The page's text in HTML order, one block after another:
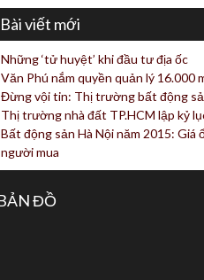
Bài viết mới
Những ‘tử huyệt’ khi đầu tư địa ốc
Văn Phú nắm quyền quản lý 16.000
Đừng vội tin: Thị trường bất động
Thị trường nhà đất TP.HCM lập kỷ
Bất động sản Hà Nội năm 2015: Giá
người mua
ĐỒ